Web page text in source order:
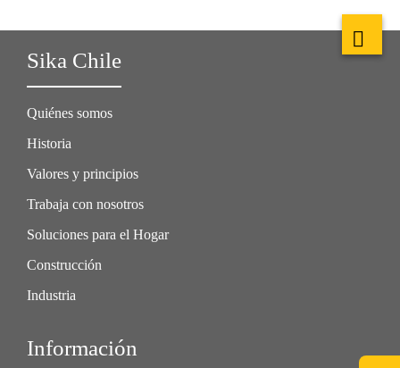
Sika Chile
Quiénes somos
Historia
Valores y principios
Trabaja con nosotros
Soluciones para el Hogar
Construcción
Industria
Información